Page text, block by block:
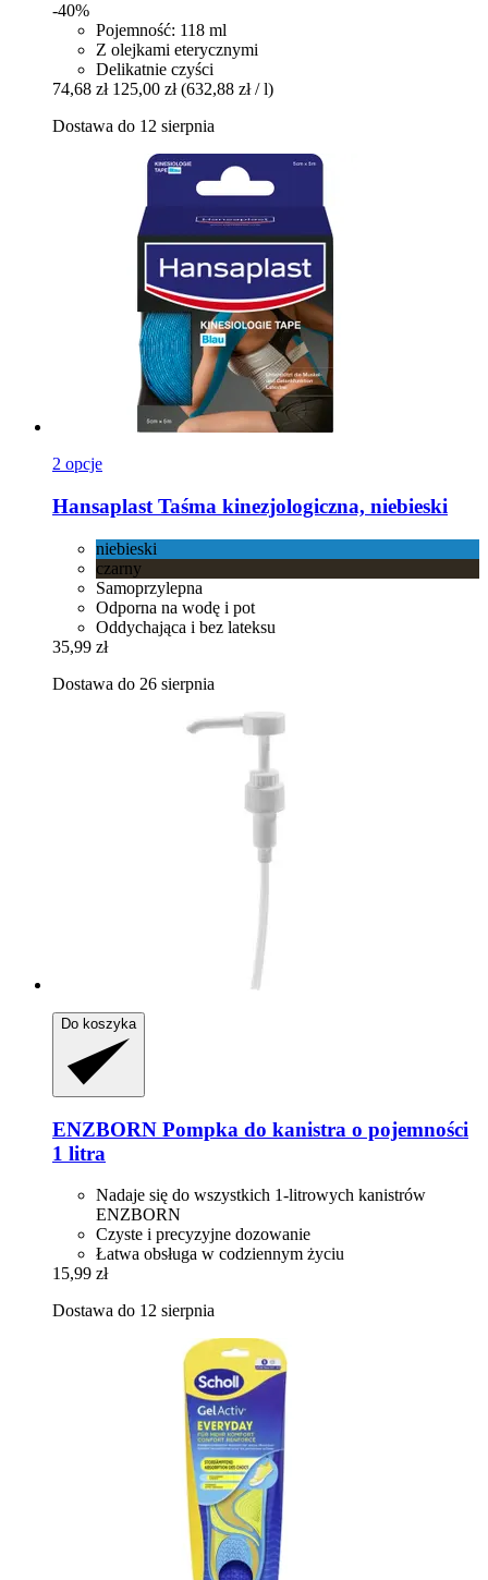
-40%
Pojemność: 118 ml
Z olejkami eterycznymi
Delikatnie czyści
74,68 zł 125,00 zł (632,88 zł / l)
Dostawa do 12 sierpnia
2 opcje
Hansaplast Taśma kinezjologiczna, niebieski
niebieski
czarny
Samoprzylepna
Odporna na wodę i pot
Oddychająca i bez lateksu
35,99 zł
Dostawa do 26 sierpnia
Do koszyka
ENZBORN Pompka do kanistra o pojemności
1 litra
Nadaje się do wszystkich 1-litrowych kanistrów
ENZBORN
Czyste i precyzyjne dozowanie
Łatwa obsługa w codziennym życiu
15,99 zł
Dostawa do 12 sierpnia